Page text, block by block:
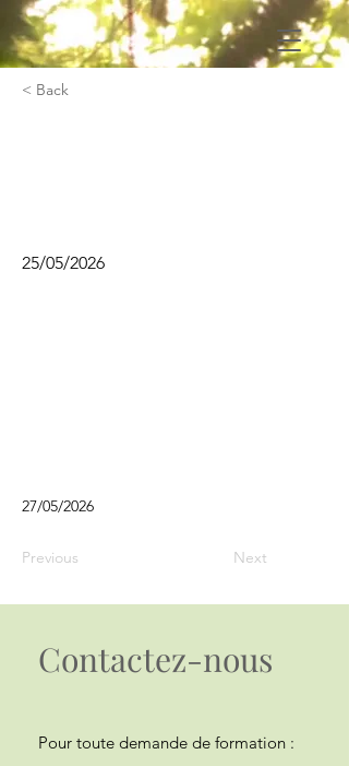
< Back
25/05/2026
27/05/2026
Previous Next
Contactez-nous
Pour toute demande de formation :